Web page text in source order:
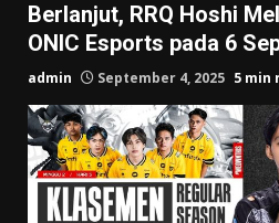
Berlanjut, RRQ Hoshi
ONIC Esports pada 6
admin September 4, 2025 5 min